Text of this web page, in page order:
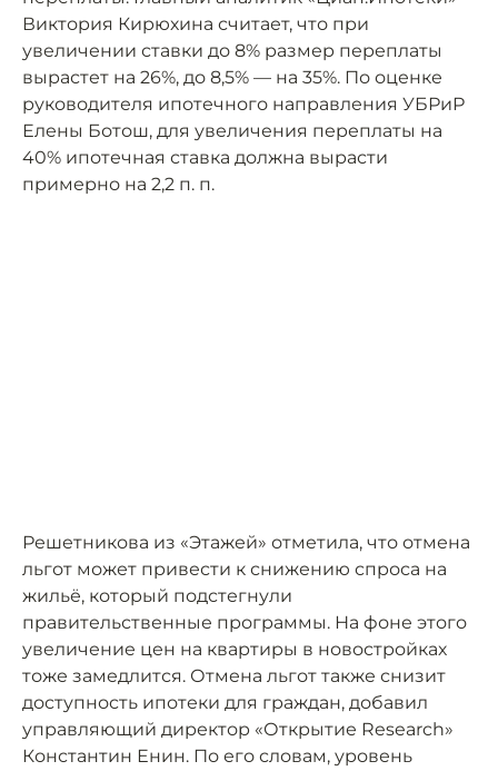
Виктория Кирюхина считает, что при
увеличении ставки до 8% размер переплаты
вырастет на 26%, до 8,5% — на 35%. По оценке
руководителя ипотечного направления УБРиР
Елены Ботош, для увеличения переплаты на
40% ипотечная ставка должна вырасти
примерно на 2,2 п. п.
Решетникова из «Этажей» отметила, что отмена
льгот может привести к снижению спроса на
жильё, который подстегнули
правительственные программы. На фоне этого
увеличение цен на квартиры в новостройках
тоже замедлится. Отмена льгот также снизит
доступность ипотеки для граждан, добавил
управляющий директор «Открытие Research»
Константин Енин. По его словам, уровень